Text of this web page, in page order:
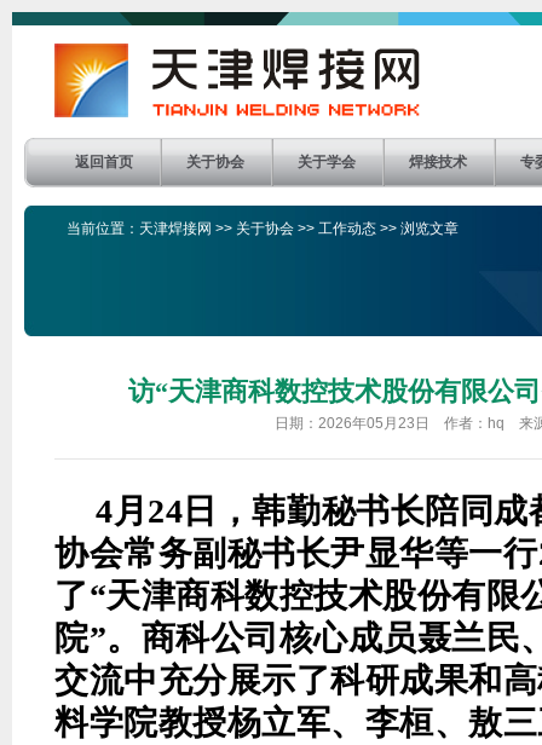
返回首页 关于协会 关于学会 焊接技术 专
当前位置： 天津焊接网 >> 关于协会 >> 工作动态 >> 浏览文章
访“天津商科数控技术股份有限公
日期：2026年05月23日 作者：hq 来
4月24日，韩勤秘书长陪同
协会常务副秘书长尹显华等一行
了“天津商科数控技术股份有限
院”。商科公司核心成员聂兰民
交流中充分展示了科研成果和
料学院教授杨立军、李桓、敖